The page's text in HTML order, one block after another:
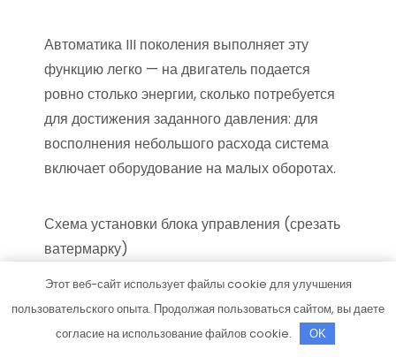
Автоматика III поколения выполняет эту
функцию легко — на двигатель подается
ровно столько энергии, сколько потребуется
для достижения заданного давления: для
восполнения небольшого расхода система
включает оборудование на малых оборотах.
Схема установки блока управления (срезать
ватермарку)
Помимо тонкой регулировки
Этот веб-сайт использует файлы cookie для улучшения
пользовательского опыта. Продолжая пользоваться сайтом, вы даете
согласие на использование файлов cookie.
OK